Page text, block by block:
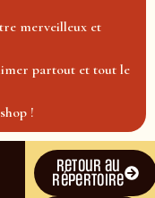
merveilleux et
partout et tout le
!
Retour au
répertoire